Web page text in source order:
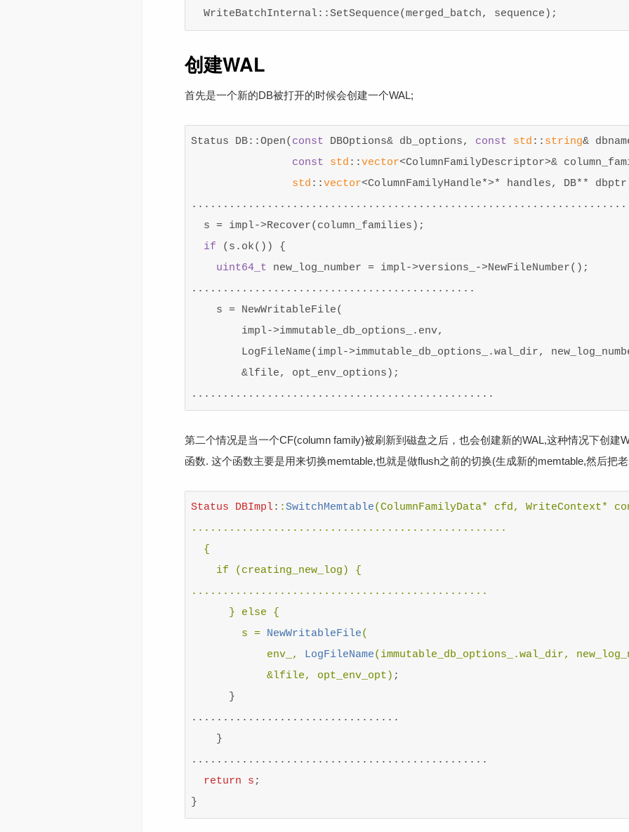
创建WAL
首先是一个新的DB被打开的时候会创建一个WAL;
Status DB::Open( const DBOptions& db_options, const std :: string&
const
std ::vector<ColumnFamilyDescriptor>&
std ::vector<ColumnFamilyHandle*>* handles, DB**
  s = impl->Recover(column_families);
if (s.ok()) {
uint64_t new_log_number = impl->versions_->NewFileNumber();
.............................................
    s = NewWritableFile(
        impl->immutable_db_options_.env,
LogFileName(impl->immutable_db_options_.wal_dir,
        &lfile, opt_env_options);
第二个情况是当一个CF(column family)被刷新到磁盘之后，也会创建新的WAL,这种情况下创建
函数. 这个函数主要是用来切换memtable,也就是做flush之前的切换(生成新的memtable,然后把
Status DBImpl: :SwitchMemtable(ColumnFamilyData* cfd, WriteContext*
..................................................
  {
    if (creating_new_log) {
...............................................
      } else {
        s =
NewWritableFile(
            env_,
LogFileName(immutable_db_options_.wal_dir,
            &lfile, opt_env_opt)
;
      }
.................................
    }
...............................................
return
s ;